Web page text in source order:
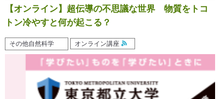
【オンライン】超伝導の不思議な世界 物質をトコ
トン冷やすと何が起こる？
その他自然科学 オンライン講座